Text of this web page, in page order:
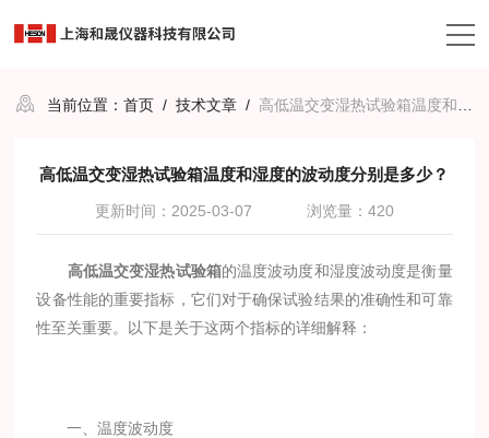
当前位置：首页 /技术文章 / 高低温交变湿热试验箱温度和湿度的波动度分别是多少？
高低温交变湿热试验箱温度和湿度的波动度分别是多少？
更新时间：2025-03-07 浏览量：420
高低温交变湿热试验箱的温度波动度和湿度波动度是衡量
设备性能的重要指标，它们对于确保试验结果的准确性和可靠
性至关重要。以下是关于这两个指标的详细解释：
一、温度波动度